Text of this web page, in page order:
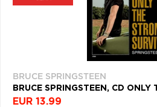
BRUCE SPRINGSTEEN
BRUCE SPRINGSTEEN, CD ONLY
EUR 13.99